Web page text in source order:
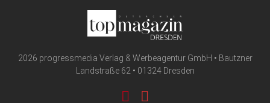
2026 progressmedia Verlag & Werbeagentur GmbH • Bautzner
Landstraße 62 • 01324 Dresden